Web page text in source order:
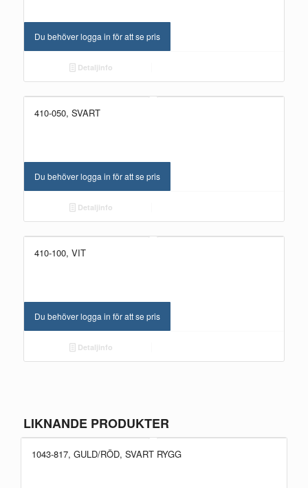
Du behöver logga in för att se pris
Detaljinfo
410-050, SVART
Du behöver logga in för att se pris
Detaljinfo
410-100, VIT
Du behöver logga in för att se pris
Detaljinfo
LIKNANDE PRODUKTER
1043-817, GULD/RÖD, SVART RYGG